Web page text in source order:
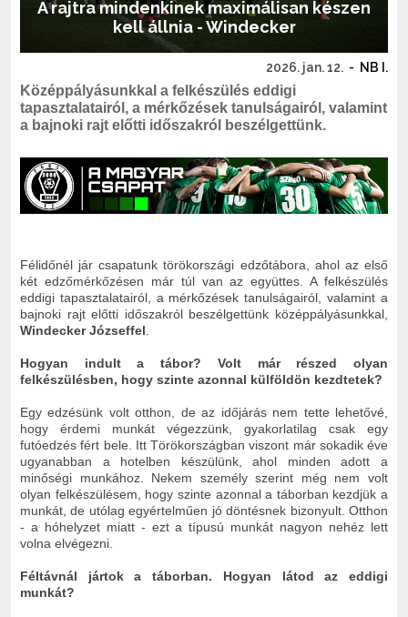
A rajtra mindenkinek maximálisan készen
kell állnia - Windecker
2026. jan. 12. - NB I.
Középpályásunkkal a felkészülés eddigi
tapasztalatairól, a mérkőzések tanulságairól, valamint
a bajnoki rajt előtti időszakról beszélgettünk.
Félidőnél jár csapatunk törökországi edzőtábora, ahol az első
két edzőmérkőzésen már túl van az együttes. A felkészülés
eddigi tapasztalatairól, a mérkőzések tanulságairól, valamint a
bajnoki rajt előtti időszakról beszélgettünk középpályásunkkal,
Windecker Józseffel.
Hogyan indult a tábor? Volt már részed olyan
felkészülésben, hogy szinte azonnal külföldön kezdtetek?
Egy edzésünk volt otthon, de az időjárás nem tette lehetővé,
hogy érdemi munkát végezzünk, gyakorlatilag csak egy
futóedzés fért bele. Itt Törökországban viszont már sokadik éve
ugyanabban a hotelben készülünk, ahol minden adott a
minőségi munkához. Nekem személy szerint még nem volt
olyan felkészülésem, hogy szinte azonnal a táborban kezdjük a
munkát, de utólag egyértelműen jó döntésnek bizonyult. Otthon
- a hóhelyzet miatt - ezt a típusú munkát nagyon nehéz lett
volna elvégezni.
Féltávnál jártok a táborban. Hogyan látod az eddigi
munkát?